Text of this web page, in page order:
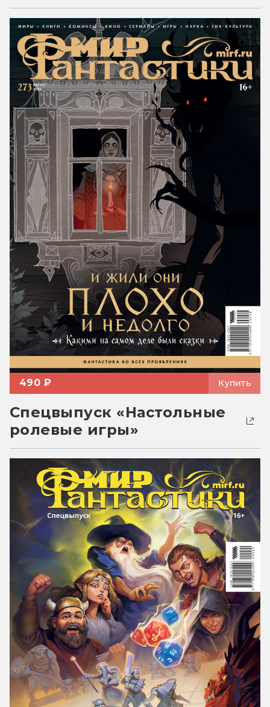
490 ₽ Купить
Спецвыпуск «Настольные
ролевые игры»